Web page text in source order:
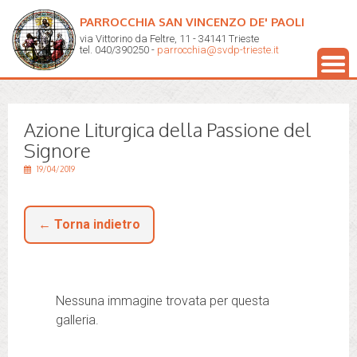
PARROCCHIA SAN VINCENZO DE' PAOLI
via Vittorino da Feltre, 11 - 34141 Trieste
tel. 040/390250 - parrocchia@svdp-trieste.it
Azione Liturgica della Passione del
Signore
19/04/2019
← Torna indietro
Nessuna immagine trovata per questa
galleria.